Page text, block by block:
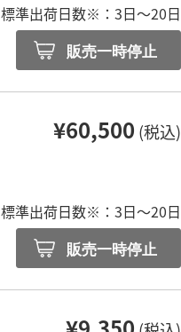
標準出荷日数※：3日～20日
販売一時停止
¥60,500 (税込)
標準出荷日数※：3日～20日
販売一時停止